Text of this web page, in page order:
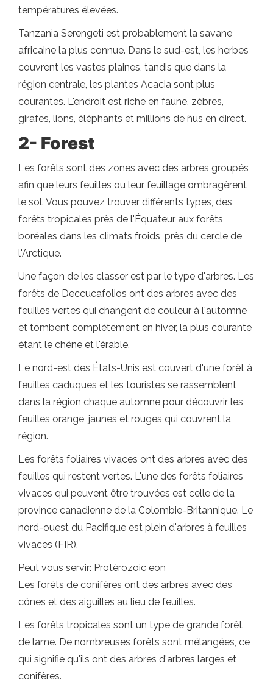
températures élevées.
Tanzania Serengeti est probablement la savane
africaine la plus connue. Dans le sud-est, les herbes
couvrent les vastes plaines, tandis que dans la
région centrale, les plantes Acacia sont plus
courantes. L'endroit est riche en faune, zèbres,
girafes, lions, éléphants et millions de ñus en direct.
2- Forest
Les forêts sont des zones avec des arbres groupés
afin que leurs feuilles ou leur feuillage ombragèrent
le sol. Vous pouvez trouver différents types, des
forêts tropicales près de l'Équateur aux forêts
boréales dans les climats froids, près du cercle de
l'Arctique.
Une façon de les classer est par le type d'arbres. Les
forêts de Deccucafolios ont des arbres avec des
feuilles vertes qui changent de couleur à l'automne
et tombent complètement en hiver, la plus courante
étant le chêne et l'érable.
Le nord-est des États-Unis est couvert d'une forêt à
feuilles caduques et les touristes se rassemblent
dans la région chaque automne pour découvrir les
feuilles orange, jaunes et rouges qui couvrent la
région.
Les forêts foliaires vivaces ont des arbres avec des
feuilles qui restent vertes. L'une des forêts foliaires
vivaces qui peuvent être trouvées est celle de la
province canadienne de la Colombie-Britannique. Le
nord-ouest du Pacifique est plein d'arbres à feuilles
vivaces (FIR).
Peut vous servir: Protérozoic eon
Les forêts de conifères ont des arbres avec des
cônes et des aiguilles au lieu de feuilles.
Les forêts tropicales sont un type de grande forêt
de lame. De nombreuses forêts sont mélangées, ce
qui signifie qu'ils ont des arbres d'arbres larges et
conifères.